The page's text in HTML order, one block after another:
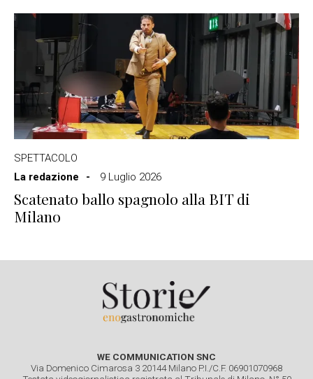
SPETTACOLO
La redazione
9 Luglio 2026
Scatenato ballo spagnolo alla BIT di
Milano
WE COMMUNICATION SNC
Via Domenico Cimarosa 3 20144 Milano P.I./C.F. 06901070968